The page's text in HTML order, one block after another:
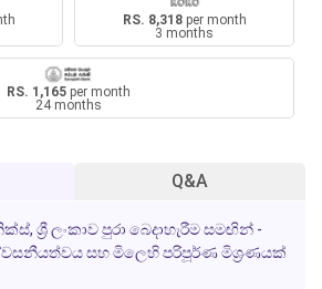
RS. 8,318per month
3 months
RS. 1,165 per month
24 months
Q&A
ශ්‍රී ලංකාව පුරා බෙදාහැරීම සමඟින් -
සහ මිලෙහි පරිපූර්ණ මිශ්‍රණයක්